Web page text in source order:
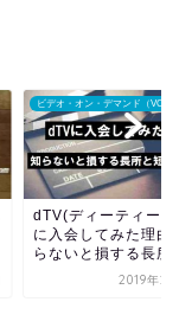
ビデオ・オン・デマンド（VOD）
dTV(ディーティー
に入会してみた理由
らないと損する長所
2019年2